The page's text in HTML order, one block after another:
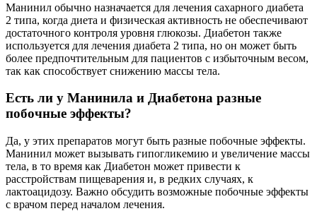
Манинил обычно назначается для лечения сахарного диабета
2 типа, когда диета и физическая активность не обеспечивают
достаточного контроля уровня глюкозы. Диабетон также
используется для лечения диабета 2 типа, но он может быть
более предпочтительным для пациентов с избыточным весом,
так как способствует снижению массы тела.
Есть ли у Манинила и Диабетона разные
побочные эффекты?
Да, у этих препаратов могут быть разные побочные эффекты.
Манинил может вызывать гипогликемию и увеличение массы
тела, в то время как Диабетон может привести к
расстройствам пищеварения и, в редких случаях, к
лактоацидозу. Важно обсудить возможные побочные эффекты
с врачом перед началом лечения.